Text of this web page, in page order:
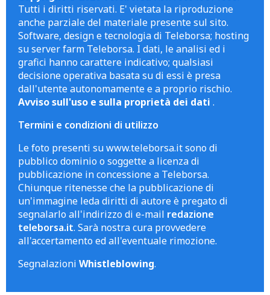
Tutti i diritti riservati. E' vietata la riproduzione
anche parziale del materiale presente sul sito.
Software, design e tecnologia di Teleborsa; hosting
su server farm Teleborsa. I dati, le analisi ed i
grafici hanno carattere indicativo; qualsiasi
decisione operativa basata su di essi è presa
dall'utente autonomamente e a proprio rischio.
Avviso sull'uso e sulla proprietà dei dati .
Termini e condizioni di utilizzo
Le foto presenti su www.teleborsa.it sono di
pubblico dominio o soggette a licenza di
pubblicazione in concessione a Teleborsa.
Chiunque ritenesse che la pubblicazione di
un'immagine leda diritti di autore è pregato di
segnalarlo all'indirizzo di e-mail redazione
teleborsa.it. Sarà nostra cura provvedere
all'accertamento ed all'eventuale rimozione.
Segnalazioni Whistleblowing.